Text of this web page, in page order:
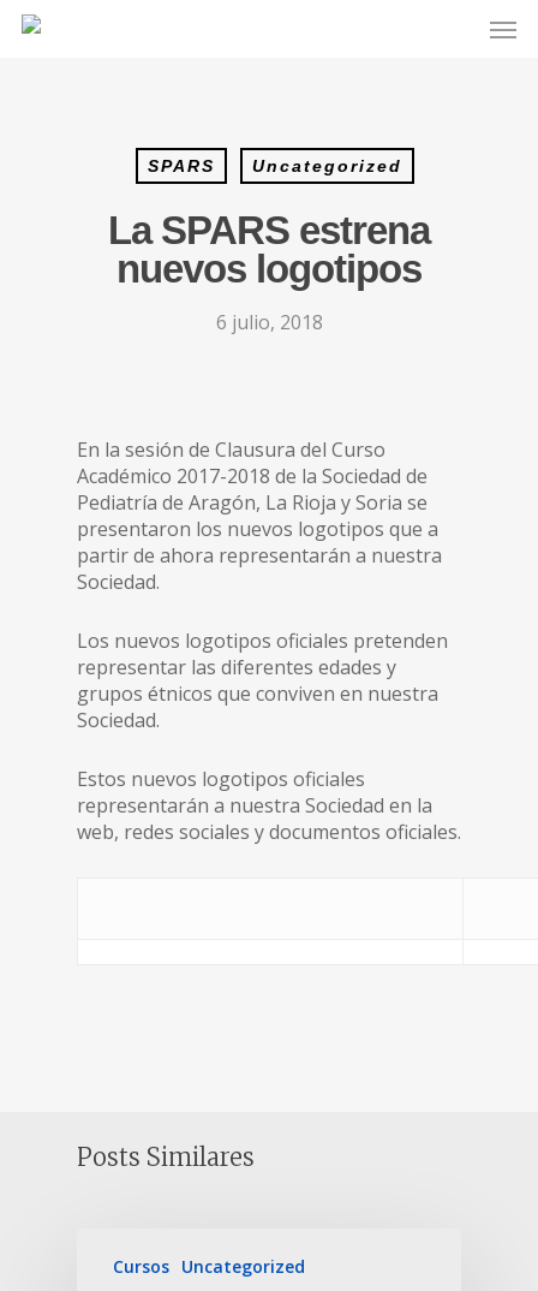
SPARS Uncategorized
La SPARS estrena
nuevos logotipos
6 julio, 2018
En la sesión de Clausura del Curso
Académico 2017-2018 de la Sociedad de
Pediatría de Aragón, La Rioja y Soria se
presentaron los nuevos logotipos que a
partir de ahora representarán a nuestra
Sociedad.
Los nuevos logotipos oficiales pretenden
representar las diferentes edades y
grupos étnicos que conviven en nuestra
Sociedad.
Estos nuevos logotipos oficiales
representarán a nuestra Sociedad en la
web, redes sociales y documentos oficiales.
Posts Similares
Cursos Uncategorized